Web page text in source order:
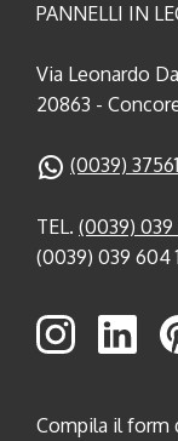
PANNELLI IN
Via Leonardo
20863 -
(0039)
TEL. (0039)
(0039) 039 604
Compila il form